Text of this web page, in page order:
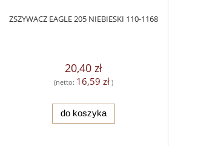
ZSZYWACZ EAGLE 205 NIEBIESKI 110-1168
20,40 zł
(netto: 16,59 zł )
do koszyka